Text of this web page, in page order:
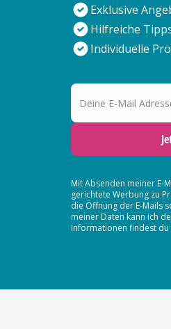
Exklusive
Hilfreiche
Individuelle
Deine E-Mail
Mit Absenden meiner E-
gerichtete Werbung zu
die Öffnung der E-Mails
meiner Daten kann ich
Informationen findest